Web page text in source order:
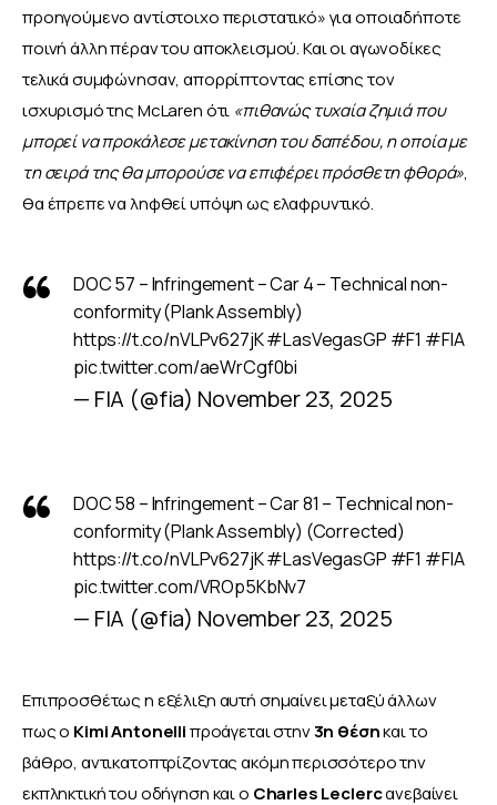
προηγούμενο αντίστοιχο περιστατικό» για οποιαδήποτε
ποινή άλλη πέραν του αποκλεισμού. Και οι αγωνοδίκες
τελικά συμφώνησαν, απορρίπτοντας επίσης τον
ισχυρισμό της McLaren ότι «πιθανώς τυχαία ζημιά που
μπορεί να προκάλεσε μετακίνηση του δαπέδου, η οποία με
τη σειρά της θα μπορούσε να επιφέρει πρόσθετη φθορά»,
θα έπρεπε να ληφθεί υπόψη ως ελαφρυντικό.
DOC 57 – Infringement – Car 4 – Technical non-
conformity (Plank Assembly)
https://t.co/nVLPv627jK#LasVegasGP #F1 #FIA
pic.twitter.com/aeWrCgf0bi
— FIA (@fia) November 23, 2025
DOC 58 – Infringement – Car 81 – Technical non-
conformity (Plank Assembly) (Corrected)
https://t.co/nVLPv627jK#LasVegasGP #F1 #FIA
pic.twitter.com/VROp5KbNv7
— FIA (@fia) November 23, 2025
Επιπροσθέτως η εξέλιξη αυτή σημαίνει μεταξύ άλλων
πως ο Kimi Antonelli προάγεται στην 3η θέση και το
βάθρο, αντικατοπτρίζοντας ακόμη περισσότερο την
εκπληκτική του οδήγηση και ο Charles Leclerc ανεβαίνει